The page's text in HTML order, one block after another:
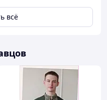
Отримайт
Товар в
магазині?
всё